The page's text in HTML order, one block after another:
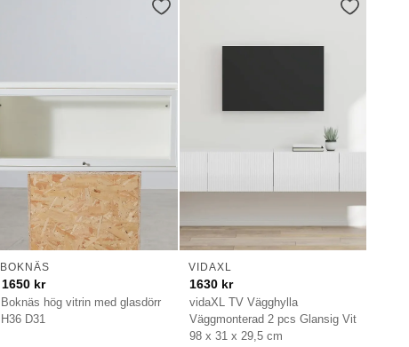
Boknäs hög vitrin med glasdörr
H36 D31
BOKNÄS
1650 kr
vidaXL TV Vägghylla
Väggmonterad 2 pcs Glansig Vit
98 x 31 x 29,5 cm
VIDAXL
1630 kr